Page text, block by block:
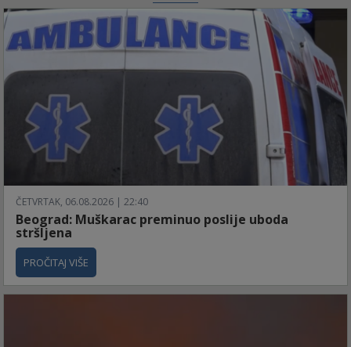
ČETVRTAK, 06.08.2026 | 22:40
Beograd: Muškarac preminuo poslije uboda
stršljena
PROČITAJ VIŠE